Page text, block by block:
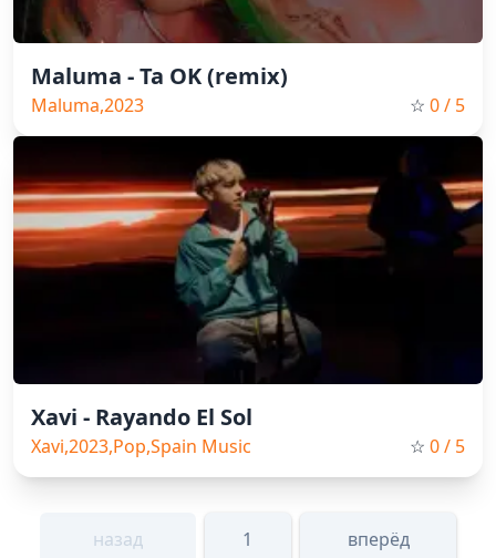
Maluma - Ta OK (remix)
Maluma,2023 ☆ 0/ 5
Xavi - Rayando El Sol
Xavi,2023,Pop,Spain Music ☆ 0/ 5
назад 1 вперёд